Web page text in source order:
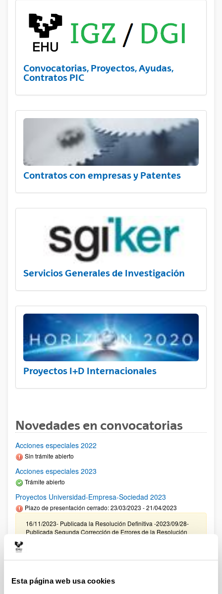
Esta página web usa cookies
Convocatorias, Proyectos, Ayudas,
Contratos PIC
Contratos con empresas y Patentes
Servicios Generales de Investigación
Proyectos I+D Internacionales
Novedades en convocatorias
Acciones especiales 2022
Sin trámite abierto
Acciones especiales 2023
Trámite abierto
Proyectos Universidad-Empresa-Sociedad 2023
Plazo de presentación cerrado: 23/03/2023 - 21/04/2023
16/11/2023- Publicada la Resolución Definitiva -2023/09/28-
Publicada Segunda Corrección de Errores de la Resolución